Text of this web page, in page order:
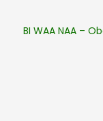
BI WAA NAA –